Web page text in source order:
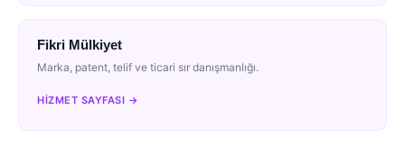
Fikri Mülkiyet
Marka, patent, telif ve ticari sır danışmanlığı.
HIZMET SAYFASI →